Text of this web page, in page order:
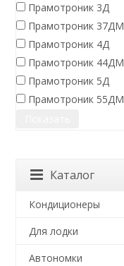
Прамотроник 3Д
Прамотроник 37ДМ
Прамотроник 4Д
Прамотроник 44ДМ
Прамотроник 5Д
Прамотроник 55ДМ
Каталог
Кондиционеры
Для лодки
Автономки